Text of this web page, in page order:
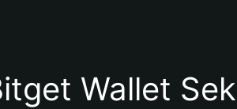
Wallet